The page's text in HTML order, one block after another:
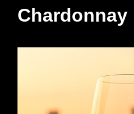
Chardonnay